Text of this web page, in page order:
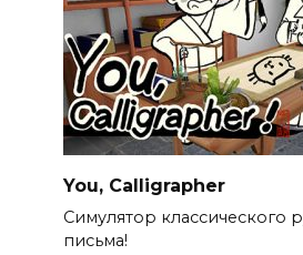
You, Calligrapher
Симулятор классического
письма!